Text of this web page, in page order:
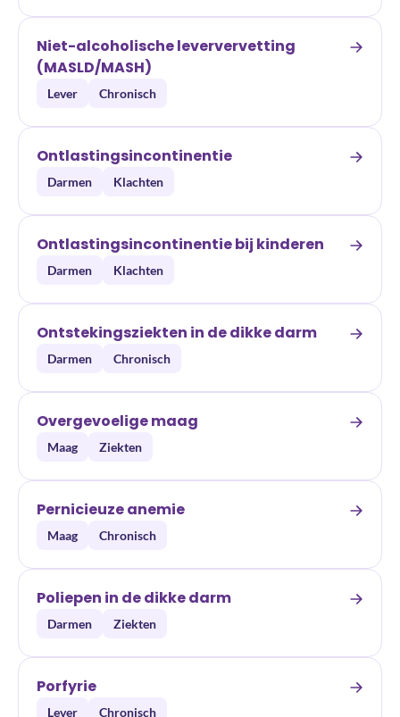
Niet-alcoholische leververvetting
(MASLD/MASH)
Lever Chronisch
Ontlastingsincontinentie
Darmen Klachten
Ontlastingsincontinentie bij kinderen
Darmen Klachten
Ontstekingsziekten in de dikke darm
Darmen Chronisch
Overgevoelige maag
Maag Ziekten
Pernicieuze anemie
Maag Chronisch
Poliepen in de dikke darm
Darmen Ziekten
Porfyrie
Lever Chronisch